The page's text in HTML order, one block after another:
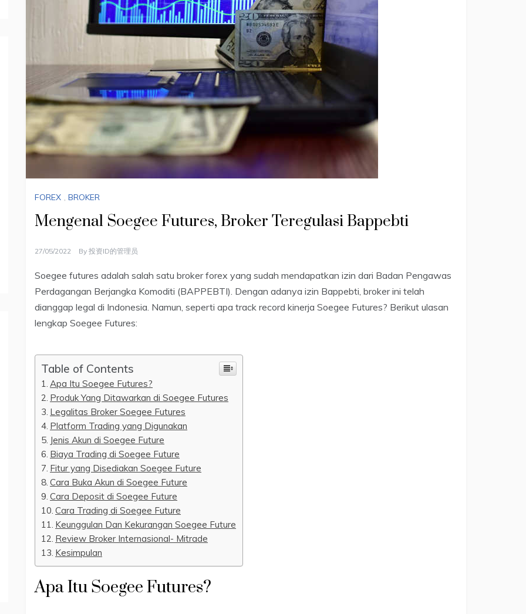
FOREX , BROKER
Mengenal Soegee Futures, Broker Teregulasi Bappebti
27/05/2022 By 投资ID的管理员
Soegee futures adalah salah satu broker forex yang sudah mendapatkan izin dari Badan Pengawas
Perdagangan Berjangka Komoditi (BAPPEBTI). Dengan adanya izin Bappebti, broker ini telah
dianggap legal di Indonesia. Namun, seperti apa track record kinerja Soegee Futures? Berikut ulasan
lengkap Soegee Futures:
Table of Contents
Apa Itu Soegee Futures?
Produk Yang Ditawarkan di Soegee Futures
Legalitas Broker Soegee Futures
Platform Trading yang Digunakan
Jenis Akun di Soegee Future
Biaya Trading di Soegee Future
Fitur yang Disediakan Soegee Future
Cara Buka Akun di Soegee Future
Cara Deposit di Soegee Future
Cara Trading di Soegee Future
Keunggulan Dan Kekurangan Soegee Future
Review Broker Internasional- Mitrade
Kesimpulan
Apa Itu Soegee Futures?